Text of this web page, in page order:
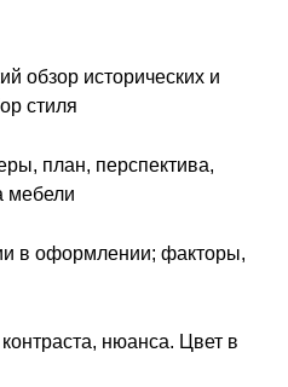
обзор исторических и
стиля
план, перспектива,
мебели
в оформлении; факторы,
нюанса. Цвет в